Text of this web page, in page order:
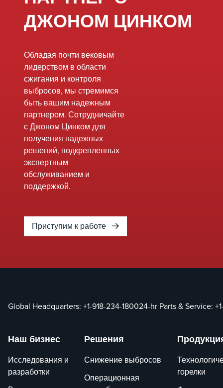
ДЖОНОМ ЦИНКОМ
Обладая почти вековым
лидерством в области
сжигания и контроля
выбросов, мы стремимся
быть вашим надежным
партнером. Сотрудничайте
с Джоном Цинком для
получения надежных
решений, подкрепленных
экспертным
обслуживанием и
поддержкой.
Приступим к работе
Global Headquarters: +1-918-234-180024-hr Parts & Service:
Наш бизнес
Исследования и
разработки
Решения
Снижение выбросов
Операционная
горелки